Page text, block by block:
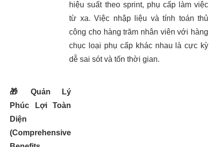
hiệu suất theo sprint, phụ cấp làm việc
từ xa. Việc nhập liệu và tính toán thủ
công cho hàng trăm nhân viên với hàng
chục loại phụ cấp khác nhau là cực kỳ
dễ sai sót và tốn thời gian.
🎁
Quản Lý
Phúc Lợi Toàn
Diện
(Comprehensive